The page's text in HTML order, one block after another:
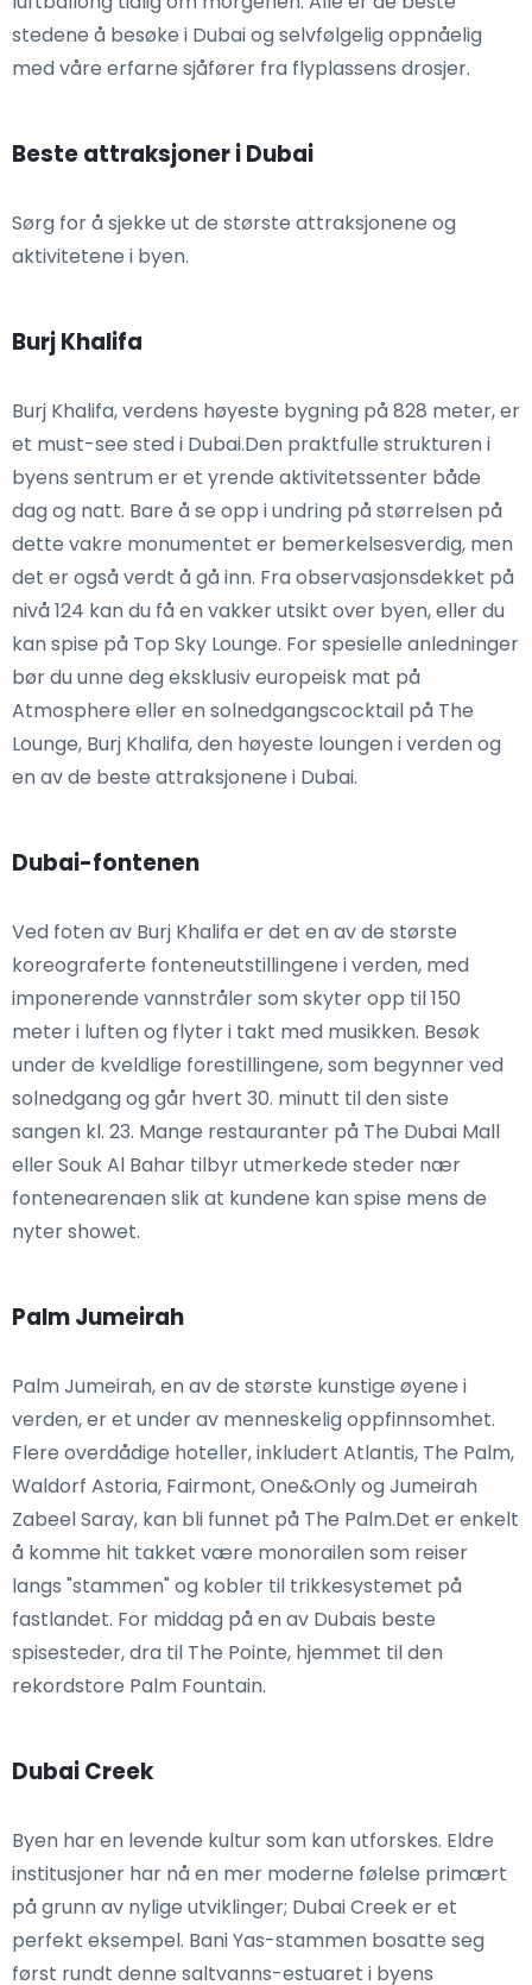
stedene å besøke i Dubai og selvfølgelig oppnåelig
med våre erfarne sjåfører fra flyplassens drosjer.
Beste attraksjoner i Dubai
Sørg for å sjekke ut de største attraksjonene og
aktivitetene i byen.
Burj Khalifa
Burj Khalifa, verdens høyeste bygning på 828 meter, er
et must-see sted i Dubai.Den praktfulle strukturen i
byens sentrum er et yrende aktivitetssenter både
dag og natt. Bare å se opp i undring på størrelsen på
dette vakre monumentet er bemerkelsesverdig, men
det er også verdt å gå inn. Fra observasjonsdekket på
nivå 124 kan du få en vakker utsikt over byen, eller du
kan spise på Top Sky Lounge. For spesielle anledninger
bør du unne deg eksklusiv europeisk mat på
Atmosphere eller en solnedgangscocktail på The
Lounge, Burj Khalifa, den høyeste loungen i verden og
en av de beste attraksjonene i Dubai.
Dubai-fontenen
Ved foten av Burj Khalifa er det en av de største
koreograferte fonteneutstillingene i verden, med
imponerende vannstråler som skyter opp til 150
meter i luften og flyter i takt med musikken. Besøk
under de kveldlige forestillingene, som begynner ved
solnedgang og går hvert 30. minutt til den siste
sangen kl. 23. Mange restauranter på The Dubai Mall
eller Souk Al Bahar tilbyr utmerkede steder nær
fontenearenaen slik at kundene kan spise mens de
nyter showet.
Palm Jumeirah
Palm Jumeirah, en av de største kunstige øyene i
verden, er et under av menneskelig oppfinnsomhet.
Flere overdådige hoteller, inkludert Atlantis, The Palm,
Waldorf Astoria, Fairmont, One&Only og Jumeirah
Zabeel Saray, kan bli funnet på The Palm.Det er enkelt
å komme hit takket være monorailen som reiser
langs "stammen" og kobler til trikkesystemet på
fastlandet. For middag på en av Dubais beste
spisesteder, dra til The Pointe, hjemmet til den
rekordstore Palm Fountain.
Dubai Creek
Byen har en levende kultur som kan utforskes. Eldre
institusjoner har nå en mer moderne følelse primært
på grunn av nylige utviklinger; Dubai Creek er et
perfekt eksempel. Bani Yas-stammen bosatte seg
først rundt denne saltvanns-estuaret i byens